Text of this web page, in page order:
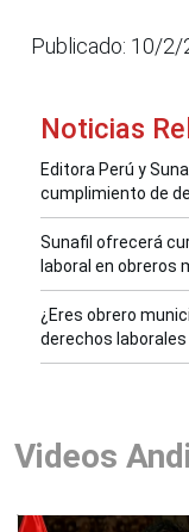
Publicado: 10/2/
Noticias
Editora Perú y
cumplimiento de
Sunafil ofrecerá
laboral en obreros
¿Eres obrero
derechos laborales
Videos